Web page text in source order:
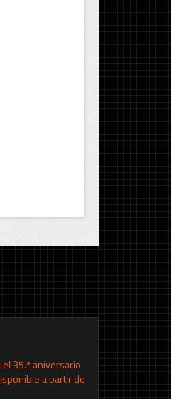
el 35.º aniversario
a partir de